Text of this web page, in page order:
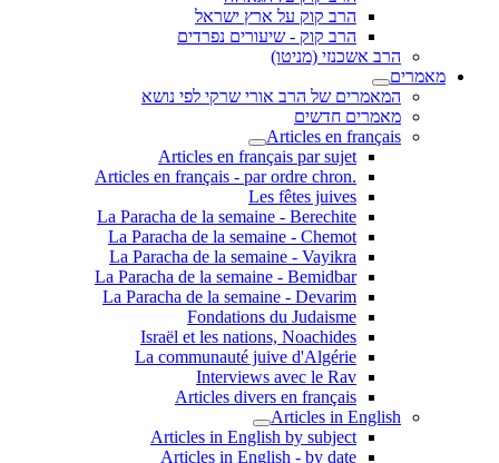
הרב קוק על ארץ ישראל
הרב קוק - שיעורים נפרדים
הרב אשכנזי (מניטו)
מאמרים
המאמרים של הרב אורי שרקי לפי נושא
מאמרים חדשים
Articles en français
Articles en français par sujet
.Articles en français - par ordre chron
Les fêtes juives
La Paracha de la semaine - Berechite
La Paracha de la semaine - Chemot
La Paracha de la semaine - Vayikra
La Paracha de la semaine - Bemidbar
La Paracha de la semaine - Devarim
Fondations du Judaisme
Israël et les nations, Noachides
La communauté juive d'Algérie
Interviews avec le Rav
Articles divers en français
Articles in English
Articles in English by subject
Articles in English - by date